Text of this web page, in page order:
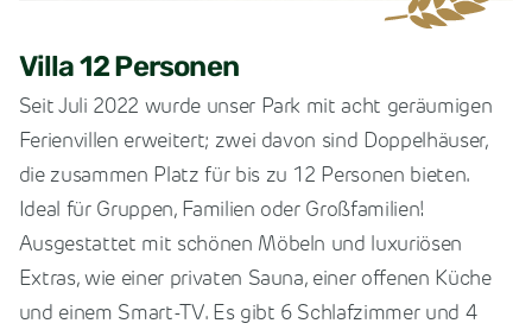
Villa 12 Personen
Seit Juli 2022 wurde unser Park mit acht geräumigen
Ferienvillen erweitert; zwei davon sind Doppelhäuser,
die zusammen Platz für bis zu 12 Personen bieten.
Ideal für Gruppen, Familien oder Großfamilien!
Ausgestattet mit schönen Möbeln und luxuriösen
Extras, wie einer privaten Sauna, einer offenen Küche
und einem Smart-TV. Es gibt 6 Schlafzimmer und 4